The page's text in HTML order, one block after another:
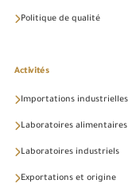
Politique de qualité
Activités
Importations industrielles
Laboratoires alimentaires
Laboratoires industriels
Exportations et origine